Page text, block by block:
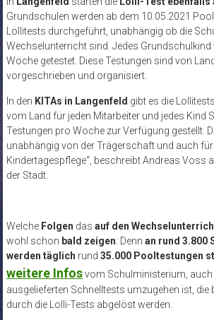
Grundschulen werden ab dem 10.05.2021
Lollitests durchgeführt, unabhängig ob die
Wechselunterricht sind. Jedes Grundschulkind
Woche getestet. Diese Testungen sind von
vorgeschrieben und organisiert.
In den KITAs in Langenfeld gibt es die Lollitests
vom Land für jeden Mitarbeiter und jedes Kind
Testungen pro Woche zur Verfügung gestellt.
unabhängig von der Trägerschaft und auch für
Kindertagespflege“, beschreibt Andreas Voss
der Stadt.
Welche Folgen das auf den
wohl schon bald zeigen: Denn an rund 3.800
werden täglich rund 35.000 Pooltestungen
weitere Infosvom Schulministerium, auch
ausgelieferten Schnelltests umzugehen ist, die
durch die Lolli-Tests abgelöst werden.